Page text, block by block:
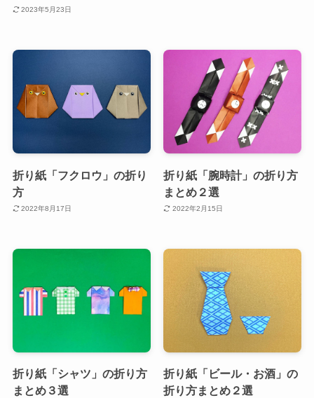
2023年5月23日
折り紙「フクロウ」の折り
方
2022年8月17日
折り紙「腕時計」の折り方
まとめ２選
2022年2月15日
折り紙「シャツ」の折り方
まとめ３選
折り紙「ビール・お酒」の
折り方まとめ２選